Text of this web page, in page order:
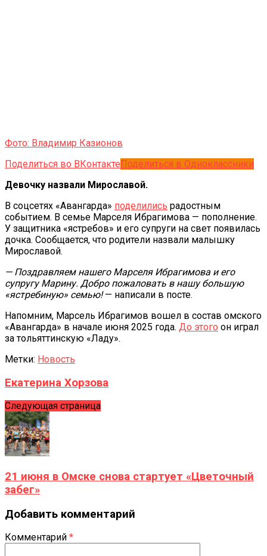
Фото: Владимир Казионов
Поделиться во ВКонтактеПоделиться в Одноклассники
Девочку назвали Мирославой.
В соцсетях «Авангарда» поделились радостным
событием. В семье Марселя Ибрагимова — пополнение.
У защитника «ястребов» и его супруги на свет появилась
дочка. Сообщается, что родители назвали малышку
Мирославой.
— Поздравляем нашего Марселя Ибрагимова и его
супругу Марину. Добро пожаловать в нашу большую
«ястребиную» семью!— написали в посте.
Напомним, Марсель Ибрагимов вошел в состав омского
«Авангарда» в начале июня 2025 года. До этого он играл
за тольяттинскую «Ладу».
Метки: Новость
Екатерина Хорзова
Следующая страница
21 июня в Омске снова стартует «Цветочный
забег»
Добавить комментарий
Комментарий *